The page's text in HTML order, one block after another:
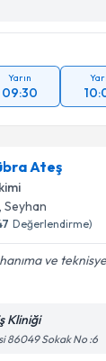
Yarın
09:30
Ateş
, Seyhan
Değerlendirme)
ve
Kliniği
86049 Sokak No :6